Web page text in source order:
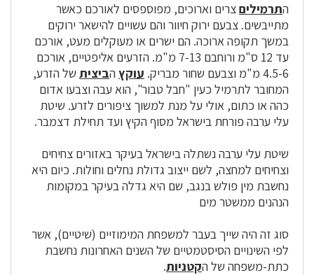
התרמיליםצרים וארוכים, מפוספסים לאורכם כאשר
מתייבשים. צבעם ירוק חיוור והם עשויים להישאר ירוקים
במשך תקופה ארוכה. הם ישרים או מעוקלים מעט, אורכם
עד 12 ס"מ ורוחבם 7-13 מ"מ. הזרעים אליפטיים, אורכם
4.5-6 מ"מ וצבעם שחור מבריק.
עוקץ הביצית של הזרע,
המחובר לתרמיל כעין "חבל טבור", הוא עבה וצבעו אדום
כהה או כתום, אולי על מנת למשוך ציפורים לזרע. שיטת
עלי ערבה פורחת בישראל מסוף הקיץ ועד תחילת דצמבר.
שיטת עלי ערבה נשתלה בישראל בעיקר באזורים צחיחים
וצחיחים למחצה, לשם ייצוב גדולת נחלים וחולות. כיום היא
נחשבת מין פולש בנגב, שם היא גדלה בעיקר במקומות
הנהנים ממשטר מים
סוג זה היה שייך בעבר למשפחת המימוזיים (שיטיים), אשר
לפי השינויים הסיסטמטיים של השנים האחרונות נחשבת
כתת-משפחה של הקטניות.